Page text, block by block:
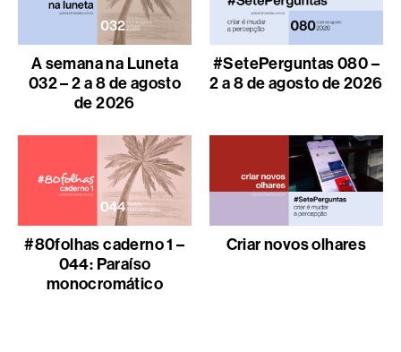
A semana na Luneta
032 – 2 a 8 de agosto
de 2026
#SetePerguntas 080 –
2 a 8 de agosto de 2026
#80folhas caderno 1 –
044: Paraíso
monocromático
Criar novos olhares